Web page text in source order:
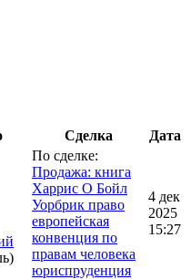
Сделка Дата
По сделке:
Продажа: книга
Харрис О Бойл
Уорбрик право
европейская
конвенция по
правам человека
юриспруденция
4 дек
2025
15:27